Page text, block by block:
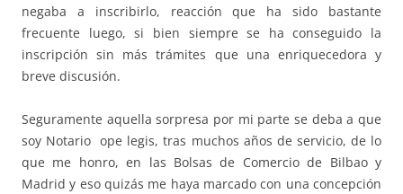
negaba a inscribirlo, reacción que ha sido bastante
frecuente luego, si bien siempre se ha conseguido la
inscripción sin más trámites que una enriquecedora y
breve discusión.
Seguramente aquella sorpresa por mi parte se deba a que
soy Notario ope legis, tras muchos años de servicio, de lo
que me honro, en las Bolsas de Comercio de Bilbao y
Madrid y eso quizás me haya marcado con una concepción